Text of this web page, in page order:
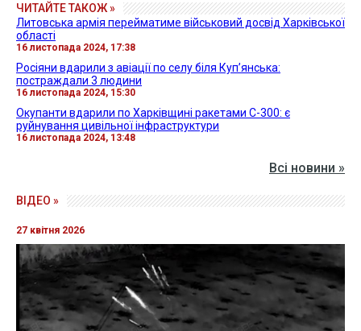
ЧИТАЙТЕ ТАКОЖ »
Литовська армія перейматиме військовий досвід Харківської
області
16 листопада 2024, 17:38
Росіяни вдарили з авіації по селу біля Купʼянська:
постраждали 3 людини
16 листопада 2024, 15:30
Окупанти вдарили по Харківщині ракетами С-300: є
руйнування цивільної інфраструктури
16 листопада 2024, 13:48
Всі новини »
ВІДЕО »
27 квітня 2026